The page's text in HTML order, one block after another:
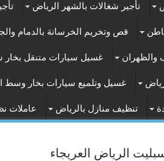
تأجير شغالات بالشهر الرياض
قص وتخريم الخرسانة بالدمام
والظهران غسيل سيارات متنقل بخار
غسيل وتلميع سيارات بخار وسط
تنظيف منازل بالرياض عاملات
الرياض العريجاء